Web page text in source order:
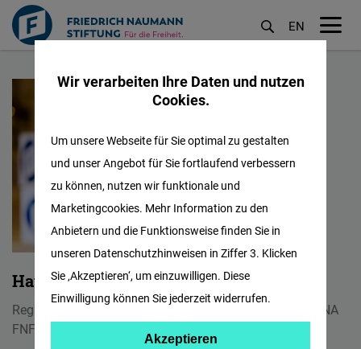
zum
Inhalt
EN
Haytham Al-Tawalbeh
Regional Head of Communication & Social Media - MENA
FNF MENA
Wir verarbeiten Ihre Daten und nutzen
Cookies.
Um unsere Webseite für Sie optimal zu gestalten
und unser Angebot für Sie fortlaufend verbessern
zu können, nutzen wir funktionale und
Marketingcookies. Mehr Information zu den
Anbietern und die Funktionsweise finden Sie in
unseren Datenschutzhinweisen in Ziffer 3. Klicken
Sie ‚Akzeptieren‘, um einzuwilligen. Diese
Einwilligung können Sie jederzeit widerrufen.
Akzeptieren